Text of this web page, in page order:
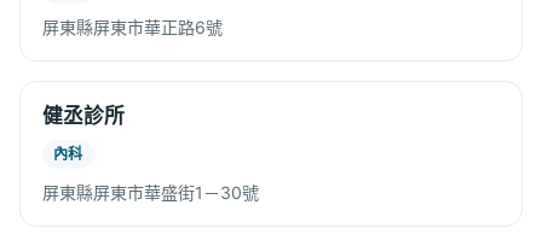
屏東縣屏東市華正路6號
健丞診所
內科
屏東縣屏東市華盛街1－30號